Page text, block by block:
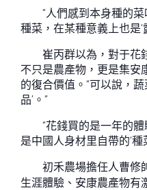
“人們感到本身種的
種菜，在某種意義上也是‘
崔丙群以為，對于花
不只是農產物，更是集安
的復合價值。“可以說，
品’。”
“花錢買的是一年的
是中國人身材里自帶的‘種
初禾農場擔任人曹修
生涯體驗、安康農產物有